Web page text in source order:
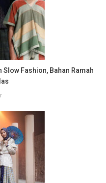
Fashion, Bahan Ramah